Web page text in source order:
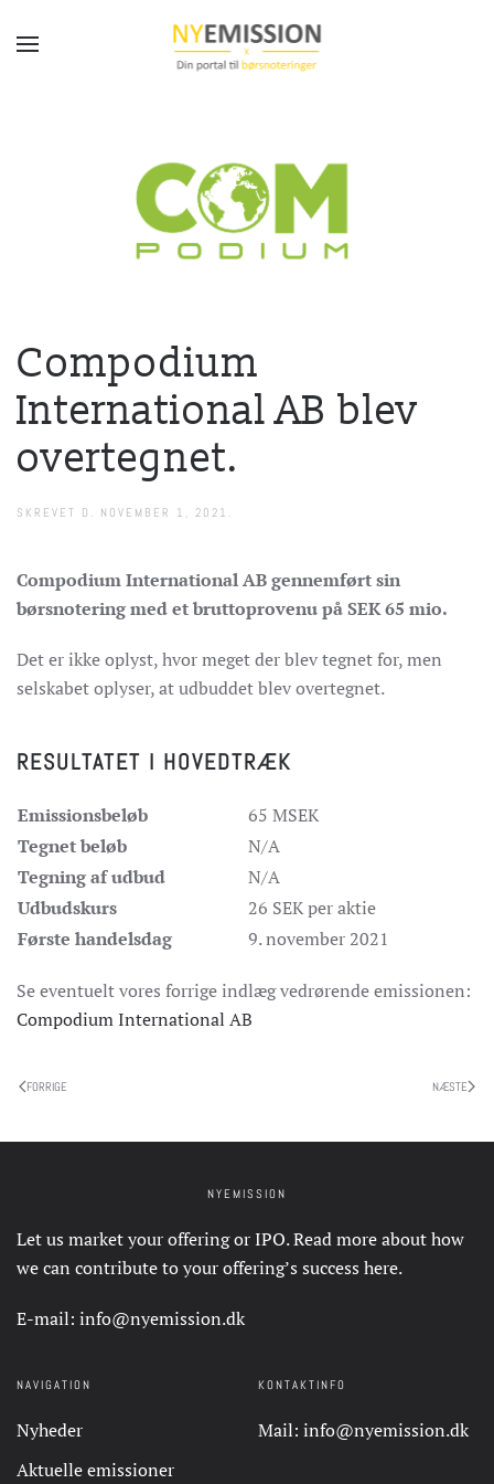
Gå til hovedindhold
Compodium
International AB blev
overtegnet.
SKREVET D. NOVEMBER 1, 2021 .
Compodium International AB gennemført sin
børsnotering med et bruttoprovenu på SEK 65 mio.
Det er ikke oplyst, hvor meget der blev tegnet for, men
selskabet oplyser, at udbuddet blev overtegnet.
RESULTATET I HOVEDTRÆK
Emissionsbeløb
65 MSEK
Tegnet beløb
N/A
Tegning af udbud
N/A
Udbudskurs
26 SEK per aktie
Første handelsdag
9. november 2021
Se eventuelt vores forrige indlæg vedrørende emissionen:
Compodium International AB
FORRIGE NÆSTE
NYEMISSION
Let us market your offering or IPO. Read more about how
we can contribute to your offering’s success here.
E-mail: info@nyemission.dk
NAVIGATION
Nyheder
Aktuelle emissioner
KONTAKTINFO
Mail: info@nyemission.dk